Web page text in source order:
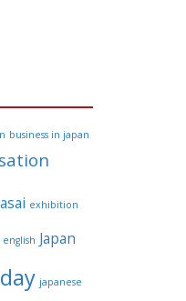
business in japan
exhibition
english Japan
japanese